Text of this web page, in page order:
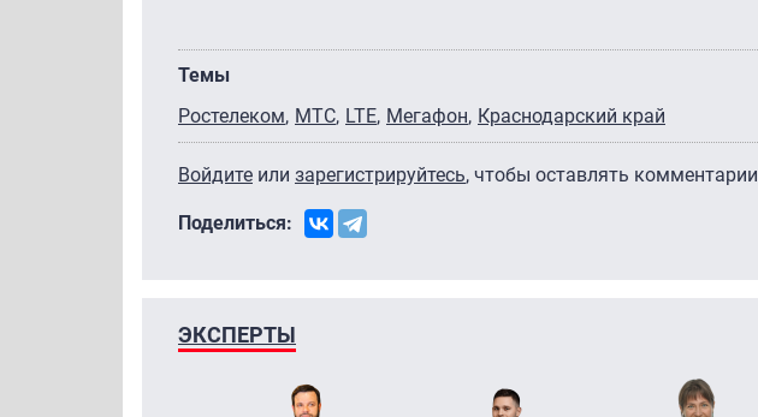
Темы
Ростелеком МТС LTE Мегафон Краснодарский край
Войдите или зарегистрируйтесь, чтобы оставлять комментарии
Поделиться:
ЭКСПЕРТЫ